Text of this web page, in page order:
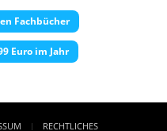
Fachbücher
Euro im Jahr
RECHTLICHES